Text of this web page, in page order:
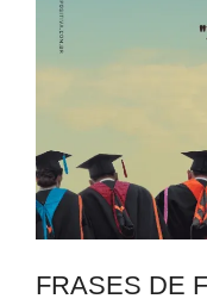
FRASES DE